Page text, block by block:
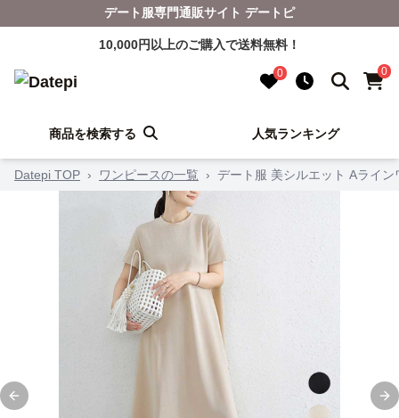
デート服専門通販サイト デートピ
10,000円以上のご購入で送料無料！
0 0
商品を検索する 人気ランキング
Datepi TOP › ワンピースの一覧 › デート服 美シルエット Aライ
Previous slide